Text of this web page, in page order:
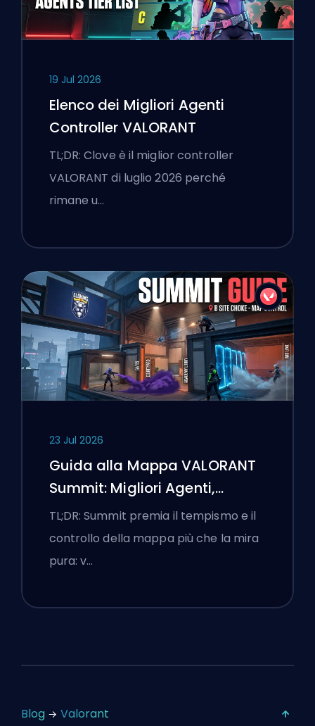
19 Jul 2026
Elenco dei Migliori Agenti
Controller VALORANT
TL;DR: Clove è il miglior controller
VALORANT di luglio 2026 perché
rimane u…
23 Jul 2026
Guida alla Mappa VALORANT
Summit: Migliori Agenti,
Chiamate e Fumogeni
TL;DR: Summit premia il tempismo e il
controllo della mappa più che la mira
pura: v…
Blog Valorant